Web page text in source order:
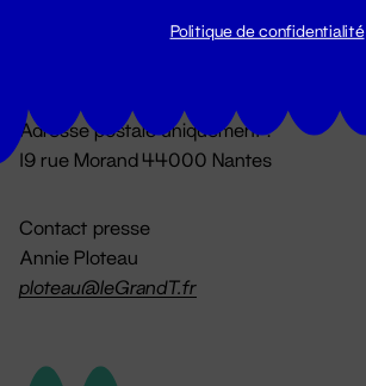
Du lundi au vendredi 14h → 18h
Adresse postale uniquement :
19 rue Morand 44000 Nantes
Contact presse
Annie Ploteau
ploteau@leGrandT.fr
Politique de confidentialité